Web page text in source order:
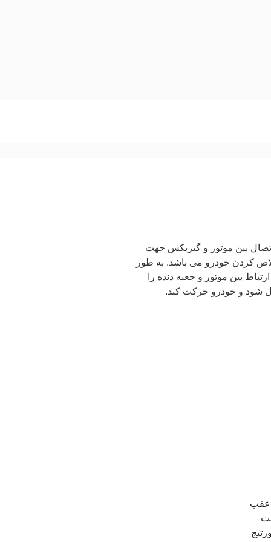
بین موتور و گیربکس جهت
کردن خودرو می باشد. به طور
بین موتور و جعبه دنده را
شود و خودرو حرکت کند.